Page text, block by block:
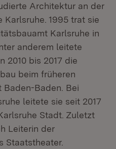
Architektur an der
Karlsruhe. 1995 trat sie
Karlsruhe in
anderem leitete
2010 bis 2017 die
beim früheren
Baden. Bei
leitete sie seit 2017
Stadt. Zuletzt
Leiterin der
Staatstheater.